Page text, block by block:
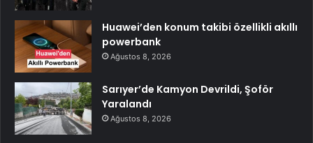
Huawei’den konum takibi özellikli akıllı
powerbank
Ağustos 8, 2026
Sarıyer’de Kamyon Devrildi, Şoför
Yaralandı
Ağustos 8, 2026